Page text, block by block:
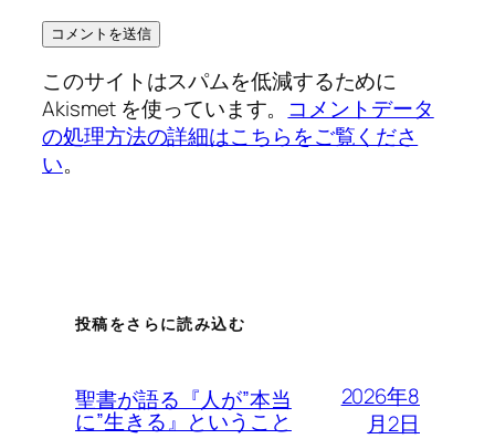
このサイトはスパムを低減するために
Akismet を使っています。 コメントデータ
の処理方法の詳細はこちらをご覧くださ
い。
投稿をさらに読み込む
聖書が語る『人が”本当
に”生きる』ということ
2026年8
月2日